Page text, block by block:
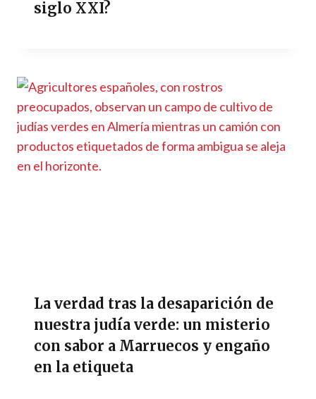
siglo XXI?
La verdad tras la desaparición de
nuestra judía verde: un misterio
con sabor a Marruecos y engaño
en la etiqueta